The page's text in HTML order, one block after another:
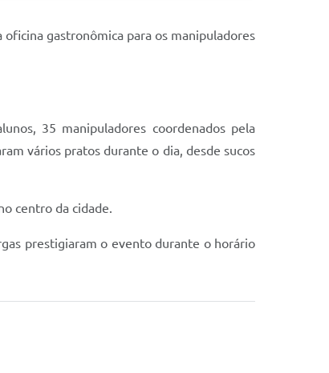
gastronômica para os manipuladores
35 manipuladores coordenados pela
vários pratos durante o dia, desde sucos
centro da cidade.
prestigiaram o evento durante o horário